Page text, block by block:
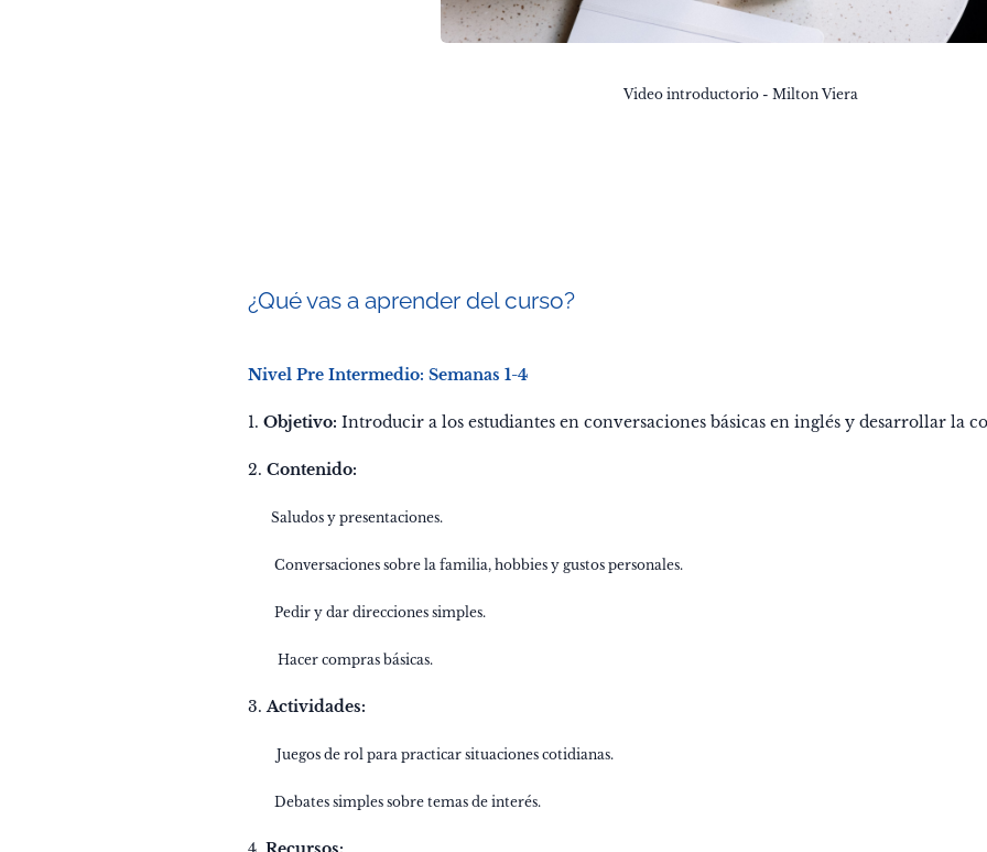
Video introductorio - Milton Viera
¿Qué vas a aprender del curso?
Nivel Pre Intermedio: Semanas 1-4
1. Objetivo: Introducir a los estudiantes en conversaciones básicas en inglés y desarrollar la
2. Contenido:
✔️Saludos y presentaciones.
✔️ Conversaciones sobre la familia, hobbies y gustos personales.
✔️ Pedir y dar direcciones simples.
✔️ Hacer compras básicas.
3.Actividades:
✔️ Juegos de rol para practicar situaciones cotidianas.
✔️ Debates simples sobre temas de interés.